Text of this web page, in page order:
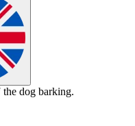
dog barking.